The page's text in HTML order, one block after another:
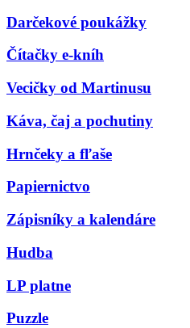
Darčekové poukážky
Čítačky e-kníh
Vecičky od Martinusu
Káva, čaj a pochutiny
Hrnčeky a fľaše
Papiernictvo
Zápisníky a kalendáre
Hudba
LP platne
Puzzle